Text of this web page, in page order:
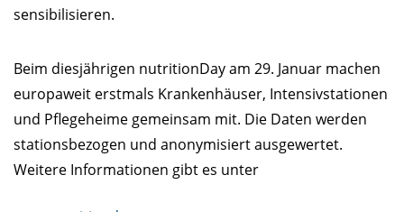
sensibilisieren.
Beim diesjährigen nutritionDay am 29. Januar machen
europaweit erstmals Krankenhäuser, Intensivstationen
und Pflegeheime gemeinsam mit. Die Daten werden
stationsbezogen und anonymisiert ausgewertet.
Weitere Informationen gibt es unter